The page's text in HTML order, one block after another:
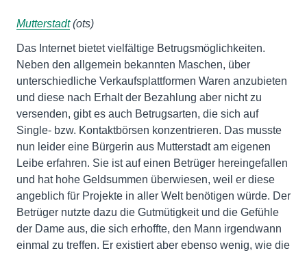
Mutterstadt(ots)
Das Internet bietet vielfältige Betrugsmöglichkeiten.
Neben den allgemein bekannten Maschen, über
unterschiedliche Verkaufsplattformen Waren anzubieten
und diese nach Erhalt der Bezahlung aber nicht zu
versenden, gibt es auch Betrugsarten, die sich auf
Single- bzw. Kontaktbörsen konzentrieren. Das musste
nun leider eine Bürgerin aus Mutterstadt am eigenen
Leibe erfahren. Sie ist auf einen Betrüger hereingefallen
und hat hohe Geldsummen überwiesen, weil er diese
angeblich für Projekte in aller Welt benötigen würde. Der
Betrüger nutzte dazu die Gutmütigkeit und die Gefühle
der Dame aus, die sich erhoffte, den Mann irgendwann
einmal zu treffen. Er existiert aber ebenso wenig, wie die